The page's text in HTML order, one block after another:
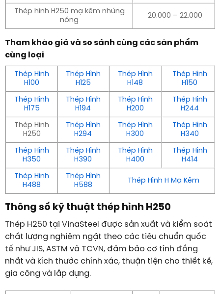
Thép hình H250 mạ kẽm nhúng
nóng
20.000 – 22.000
Tham khảo giá và so sánh cùng các sản phẩm
cùng loại
Thép Hinh
H100
Thép Hình
H125
Thép Hình
H148
Thép Hình
H150
Thép Hình
H175
Thép Hình
H194
Thép Hình
H200
Thép Hình
H244
Thép Hình
H250
Thép Hình
H294
Thép Hình
H300
Thép Hình
H340
Thép Hình
H350
Thép Hình
H390
Thép Hình
H400
Thép Hình
H414
Thép Hình
H488
Thép Hình
H588
Thép Hình H Mạ Kẽm
Thông số kỹ thuật thép hình H250
Thép H250 tại VinaSteel được sản xuất và kiểm soát
chất lượng nghiêm ngặt theo các tiêu chuẩn quốc
tế như JIS, ASTM và TCVN, đảm bảo cơ tính đồng
nhất và kích thước chính xác, thuận tiện cho thiết kế,
gia công và lắp dựng.